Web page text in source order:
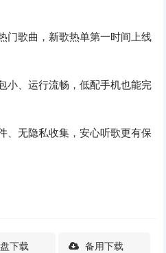
门歌曲，新歌热单第一时间上线
小、运行流畅，低配手机也能完
、无隐私收集，安心听歌更有保
下载 备用下载